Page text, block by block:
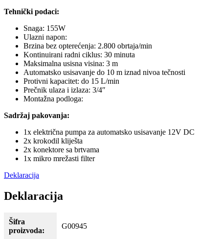
Tehnički podaci:
Snaga: 155W
Ulazni napon:
Brzina bez opterećenja: 2.800 obrtaja/min
Kontinuirani radni ciklus: 30 minuta
Maksimalna usisna visina: 3 m
Automatsko usisavanje do 10 m iznad nivoa tečnosti
Protivni kapacitet: do 15 L/min
Prečnik ulaza i izlaza: 3/4″
Montažna podloga:
Sadržaj pakovanja:
1x električna pumpa za automatsko usisavanje 12V DC
2x krokodil kliješta
2x konektore sa brtvama
1x mikro mrežasti filter
Deklaracija
Deklaracija
Šifra
proizvoda:
G00945